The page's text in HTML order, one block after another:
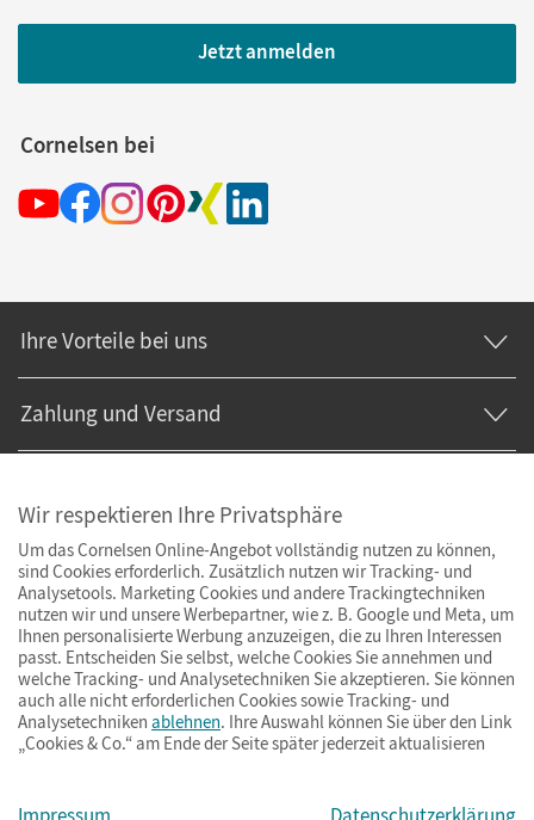
Jetzt anmelden
Cornelsen bei
Ihre Vorteile bei uns
Zahlung und Versand
ImpressumAGBDatenschutzBarrierefreiheitCookies & Co.
Wir respektieren Ihre Privatsphäre
Um das Cornelsen Online-Angebot vollständig nutzen zu können,
sind Cookies erforderlich. Zusätzlich nutzen wir Tracking- und
Analysetools. Marketing Cookies und andere Trackingtechniken
nutzen wir und unsere Werbepartner, wie z. B. Google und Meta, um
Ihnen personalisierte Werbung anzuzeigen, die zu Ihren Interessen
passt. Entscheiden Sie selbst, welche Cookies Sie annehmen und
welche Tracking- und Analysetechniken Sie akzeptieren. Sie können
auch alle nicht erforderlichen Cookies sowie Tracking- und
Analysetechniken ablehnen. Ihre Auswahl können Sie über den Link
„Cookies & Co.“ am Ende der Seite später jederzeit aktualisieren